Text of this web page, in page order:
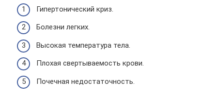
Гипертонический криз.
Болезни легких.
Высокая температура тела.
Плохая свертываемость крови.
Почечная недостаточность.